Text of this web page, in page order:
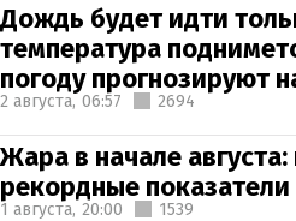
Дождь будет идти
температура
погоду прогнозируют
2 августа, 06:57 2694
Жара в начале
рекордные
1 августа, 20:00 1539